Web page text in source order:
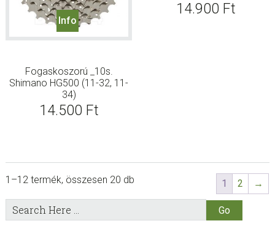
Info
Fogaskoszorú _10s.
Shimano HG500 (11-32, 11-
34)
14.500 Ft
14.900 Ft
1–12 termék, összesen 20 db 1 2 →
sidebar
Store
Sidebar
Search
Here